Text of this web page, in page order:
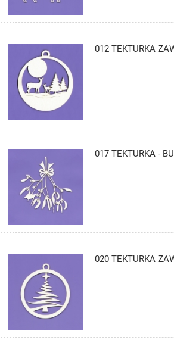
012 TEKTURKA
017 TEKTURKA -
020 TEKTURKA